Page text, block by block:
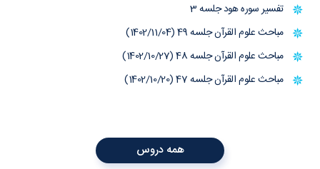
تفسیر سوره هود جلسه 3
مباحث علوم القرآن جلسه 49 (1402/11/04)
مباحث علوم القرآن جلسه 48 (1402/10/27)
مباحث علوم القرآن جلسه 47 (1402/10/20)
همه دروس